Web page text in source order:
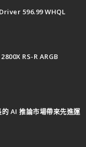
596.99 WHQL
RS-R ARGB
AI 推論市場帶來先進運